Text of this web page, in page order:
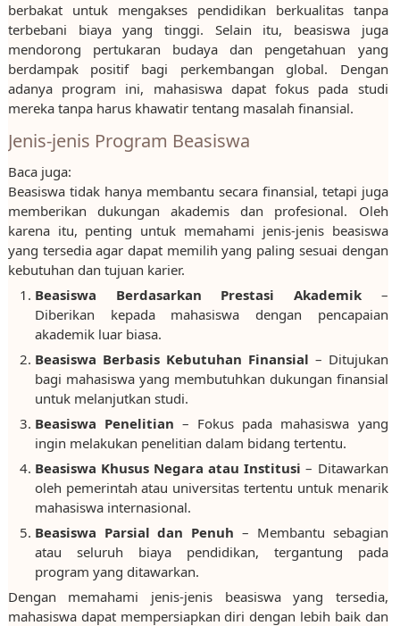
berbakat untuk mengakses pendidikan berkualitas tanpa
terbebani biaya yang tinggi. Selain itu, beasiswa juga
mendorong pertukaran budaya dan pengetahuan yang
berdampak positif bagi perkembangan global. Dengan
adanya program ini, mahasiswa dapat fokus pada studi
mereka tanpa harus khawatir tentang masalah finansial.
Jenis-jenis Program Beasiswa
Baca juga:
Beasiswa tidak hanya membantu secara finansial, tetapi juga
memberikan dukungan akademis dan profesional. Oleh
karena itu, penting untuk memahami jenis-jenis beasiswa
yang tersedia agar dapat memilih yang paling sesuai dengan
kebutuhan dan tujuan karier.
Beasiswa Berdasarkan Prestasi Akademik–
Diberikan kepada mahasiswa dengan pencapaian
akademik luar biasa.
Beasiswa Berbasis Kebutuhan Finansial – Ditujukan
bagi mahasiswa yang membutuhkan dukungan finansial
untuk melanjutkan studi.
Beasiswa Penelitian – Fokus pada mahasiswa yang
ingin melakukan penelitian dalam bidang tertentu.
Beasiswa Khusus Negara atau Institusi – Ditawarkan
oleh pemerintah atau universitas tertentu untuk menarik
mahasiswa internasional.
Beasiswa Parsial dan Penuh – Membantu sebagian
atau seluruh biaya pendidikan, tergantung pada
program yang ditawarkan.
Dengan memahami jenis-jenis beasiswa yang tersedia,
mahasiswa dapat mempersiapkan diri dengan lebih baik dan